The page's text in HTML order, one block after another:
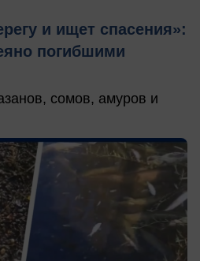
и ищет спасения»:
погибшими
сомов, амуров и